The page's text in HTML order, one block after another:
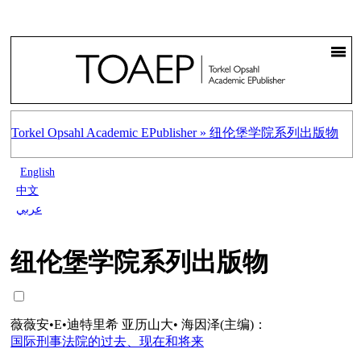
Torkel Opsahl Academic EPublisher » 纽伦堡学院系列出版物
English
中文
عربي
纽伦堡学院系列出版物
薇薇安•E•迪特里希 亚历山大• 海因泽(主编)：
国际刑事法院的过去、现在和将来